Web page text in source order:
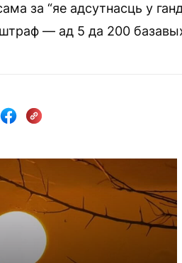
за “яе адсутнасць у
— ад 5 да 200